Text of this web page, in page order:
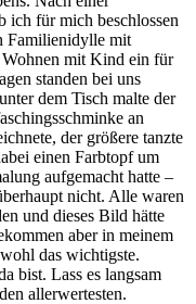
ich für mich beschlossen
Familienidylle mit
mit Kind ein für
standen bei uns
dem Tisch malte der
an
der größere tanzte
einen Farbtopf um
aufgemacht hatte –
nicht. Alle waren
und dieses Bild hätte
aber in meinem
das wichtigste.
bist. Lass es langsam
allerwertesten.